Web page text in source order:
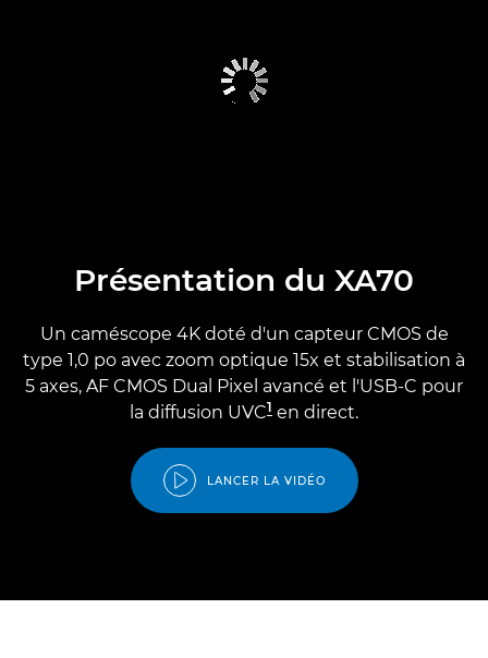
Présentation du XA70
Un caméscope 4K doté d'un capteur CMOS de
type 1,0 po avec zoom optique 15x et stabilisation à
5 axes, AF CMOS Dual Pixel avancé et l'USB-C pour
la diffusion UVC1 en direct.
LANCER LA VIDÉO